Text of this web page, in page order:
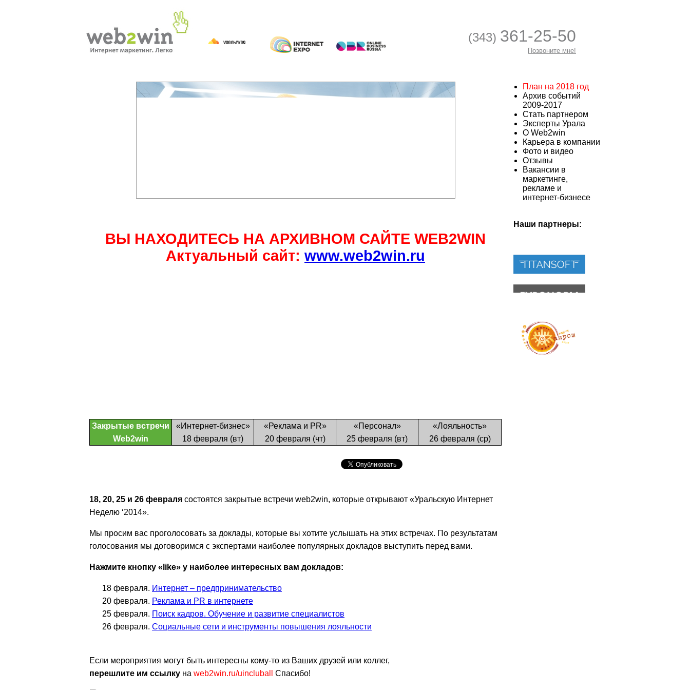
(343) 361-25-50
Позвоните мне!
ВЫ НАХОДИТЕСЬ НА АРХИВНОМ САЙТЕ WEB2WIN
Актуальный сайт: www.web2win.ru
Закрытые встречи
Web2win
«Интернет-бизнес»
18 февраля (вт)
«Реклама и PR»
20 февраля (чт)
«Персонал»
25 февраля (вт)
«Лояльность»
26 февраля (ср)
18, 20, 25 и 26 февраля состоятся закрытые встречи web2win, которые открывают «Уральскую Интернет
Неделю ‘2014».
Мы просим вас проголосовать за доклады, которые вы хотите услышать на этих встречах. По результатам
голосования мы договоримся с экспертами наиболее популярных докладов выступить перед вами.
Нажмите кнопку «like» у наиболее интересных вам докладов:
18 февраля. Интернет – предпринимательство
20 февраля. Реклама и PR в интернете
25 февраля. Поиск кадров. Обучение и развитие специалистов
26 февраля. Социальные сети и инструменты повышения лояльности
Если мероприятия могут быть интересны кому-то из Ваших друзей или коллег,
перешлите им ссылку на web2win.ru/uincluball Спасибо!
План на 2018 год
Архив событий
2009-2017
Стать партнером
Эксперты Урала
О Web2win
Карьера в компании
Фото и видео
Отзывы
Вакансии в
маркетинге,
рекламе и
интернет-бизнесе
Наши партнеры: